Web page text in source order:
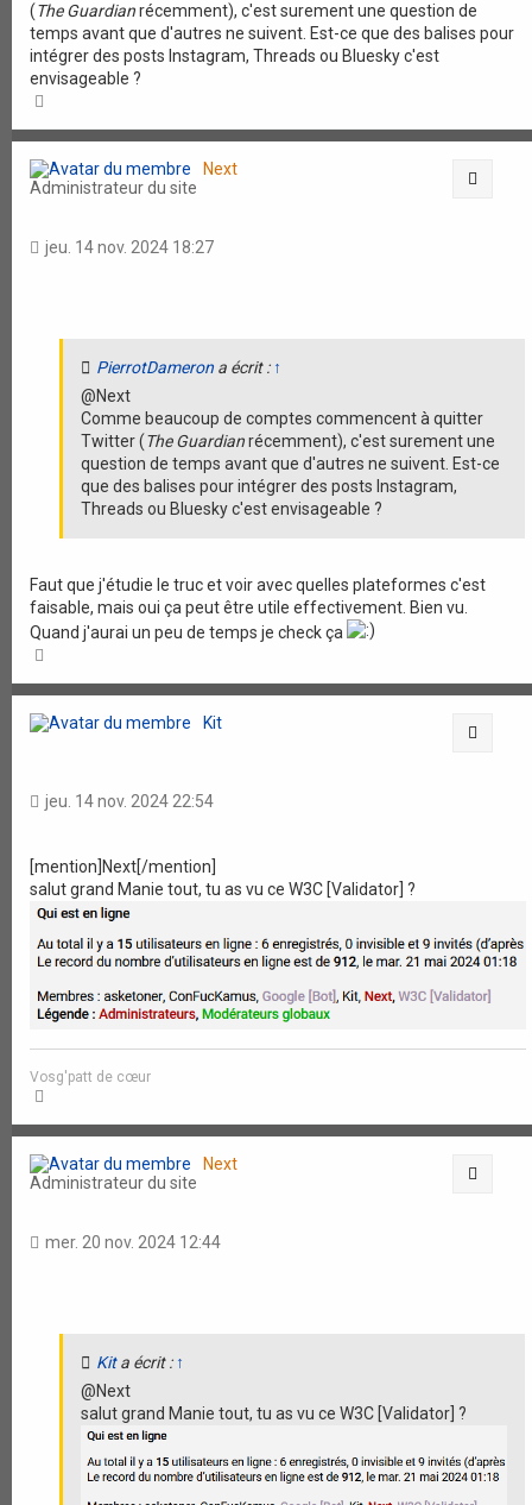
(The Guardianrécemment), c'est surement une question de
temps avant que d'autres ne suivent. Est-ce que des balises pour
intégrer des posts Instagram, Threads ou Bluesky c'est
envisageable ?
u
t
Next
Administrateur du site
jeu. 14 nov. 2024 18:27
PierrotDameron a écrit : ↑
@Next
Comme beaucoup de comptes commencent à quitter
Twitter (The Guardianrécemment), c'est surement une
question de temps avant que d'autres ne suivent. Est-ce
que des balises pour intégrer des posts Instagram,
Threads ou Bluesky c'est envisageable ?
Faut que j'étudie le truc et voir avec quelles plateformes c'est
faisable, mais oui ça peut être utile effectivement. Bien vu.
Quand j'aurai un peu de temps je check ça
u
Kit
jeu. 14 nov. 2024 22:54
[mention]Next[/mention]
salut grand Manie tout, tu as vu ce W3C [Validator] ?
Vosg'patt de cœur
u
Next
Administrateur du site
mer. 20 nov. 2024 12:44
Kita écrit : ↑
@Next
salut grand Manie tout, tu as vu ce W3C [Validator] ?